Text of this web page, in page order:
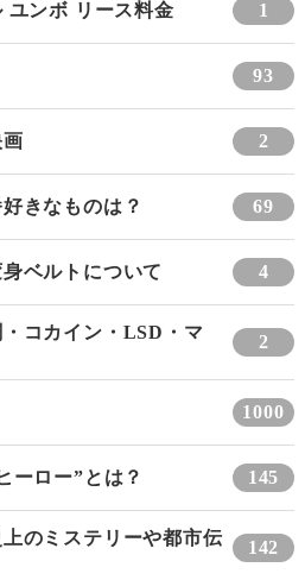
ユンボ リース料金 1
93
2
きなものは？ 69
ベルトについて 4
コカイン・LSD・マ
2
1000
ーロー”とは？ 145
のミステリーや都市伝
142